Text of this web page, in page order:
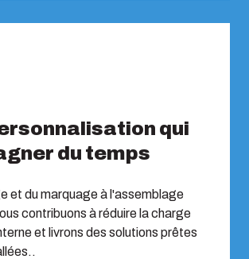
qui
du temps
et du marquage à l'assemblage
contribuons à réduire la charge
et livrons des solutions prêtes